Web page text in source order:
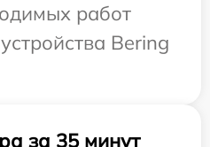
работ
Bering
за 35 минут